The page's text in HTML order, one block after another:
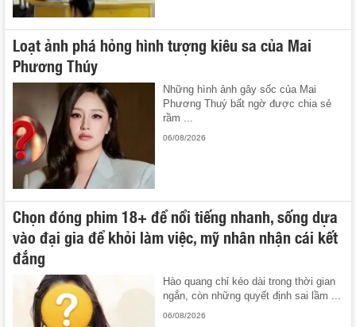
Loạt ảnh phá hỏng hình tượng kiêu sa của Mai
Phương Thúy
Những hình ảnh gây sốc của Mai
Phương Thuý bất ngờ được chia sẻ
rầm ...
06/08/2026
Chọn đóng phim 18+ để nổi tiếng nhanh, sống dựa
vào đại gia để khỏi làm việc, mỹ nhân nhận cái kết
đắng
Hào quang chỉ kéo dài trong thời gian
ngắn, còn những quyết định sai lầm ...
06/08/2026